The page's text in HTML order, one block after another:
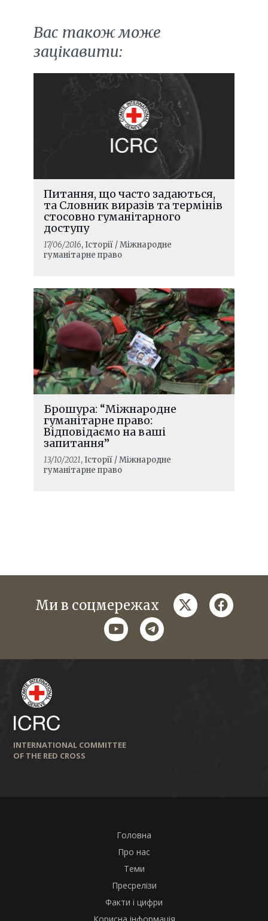
Вас також може
зацікавити:
Питання, що часто задаються,
та Словник виразів та термінів
стосовно гуманітарного
доступу
17/06/2016, Історії / Міжнародне
гуманітарне право
Брошура: “Міжнародне
гуманітарне право:
Відповідаємо на ваші
запитання”
13/10/2021, Історії / Міжнародне
гуманітарне право
Ми в соцмережах twitter
youtubetelegram
INTERNATIONAL COMMITTEE
OF THE RED CROSS
Головна
Про нас
Теми
Пресрелізи
Факти і цифри